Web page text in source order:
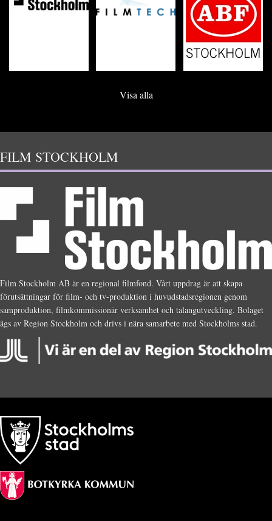
Visa alla
FILM STOCKHOLM
Film Stockholm AB är en regional filmfond. Vårt uppdrag är att skapa
förutsättningar för film- och tv-produktion i huvudstadsregionen genom
samproduktion, filmkommissionär verksamhet och talangutveckling. Bolaget
ägs av Region Stockholm och drivs i nära samarbete med Stockholms stad.